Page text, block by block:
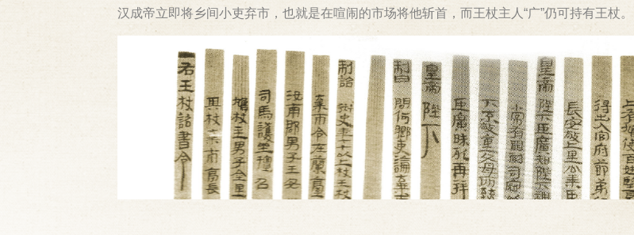
汉成帝立即将乡间小吏弃市，也就是在喧闹的市场将他斩首，而王杖主人“广”仍可持有王杖。